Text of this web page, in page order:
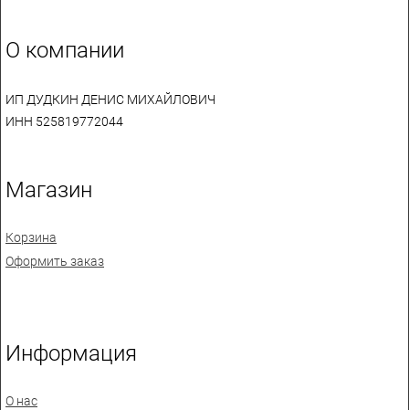
О компании
ИП ДУДКИН ДЕНИС МИХАЙЛОВИЧ
ИНН 525819772044
Магазин
Корзина
Оформить заказ
Информация
О нас